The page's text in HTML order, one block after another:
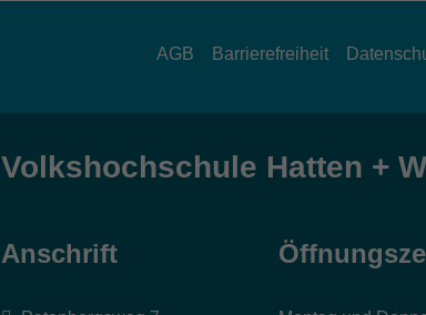
AGB Barrierefreiheit
Volkshochschule Hatten +
Anschrift